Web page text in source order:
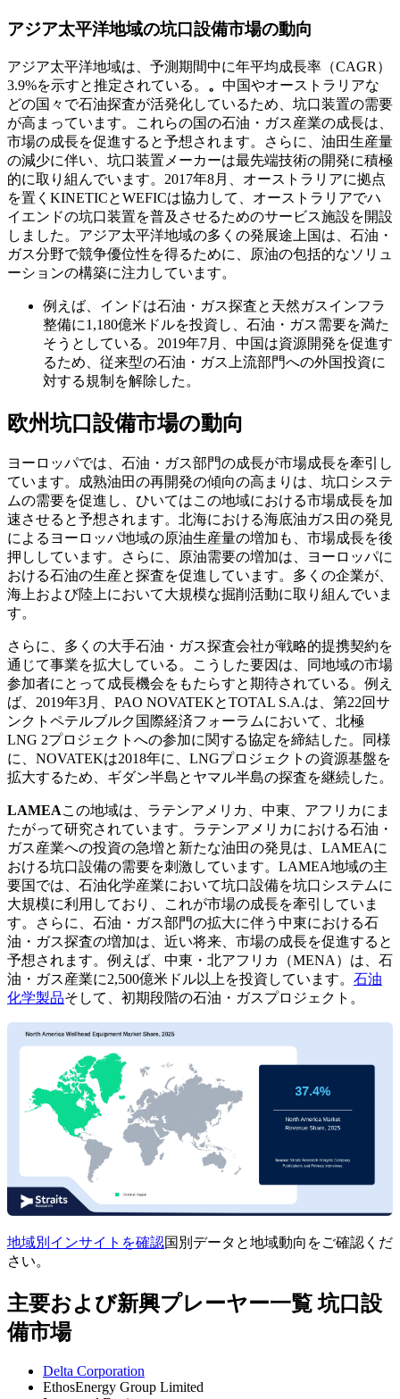
アジア太平洋地域の坑口設備市場の動向
アジア太平洋地域は、予測期間中に年平均成長率（CAGR）
3.9%を示すと推定されている。 。 中国やオーストラリアな
どの国々で石油探査が活発化しているため、坑口装置の需要
が高まっています。これらの国の石油・ガス産業の成長は、
市場の成長を促進すると予想されます。さらに、油田生産量
の減少に伴い、坑口装置メーカーは最先端技術の開発に積極
的に取り組んでいます。2017年8月、オーストラリアに拠点
を置くKINETICとWEFICは協力して、オーストラリアでハ
イエンドの坑口装置を普及させるためのサービス施設を開設
しました。アジア太平洋地域の多くの発展途上国は、石油・
ガス分野で競争優位性を得るために、原油の包括的なソリュ
ーションの構築に注力しています。
例えば、インドは石油・ガス探査と天然ガスインフラ
整備に1,180億米ドルを投資し、石油・ガス需要を満た
そうとしている。2019年7月、中国は資源開発を促進す
るため、従来型の石油・ガス上流部門への外国投資に
対する規制を解除した。
欧州坑口設備市場の動向
ヨーロッパでは、石油・ガス部門の成長が市場成長を牽引し
ています。成熟油田の再開発の傾向の高まりは、坑口システ
ムの需要を促進し、ひいてはこの地域における市場成長を加
速させると予想されます。北海における海底油ガス田の発見
によるヨーロッパ地域の原油生産量の増加も、市場成長を後
押ししています。さらに、原油需要の増加は、ヨーロッパに
おける石油の生産と探査を促進しています。多くの企業が、
海上および陸上において大規模な掘削活動に取り組んでいま
す。
さらに、多くの大手石油・ガス探査会社が戦略的提携契約を
通じて事業を拡大している。こうした要因は、同地域の市場
参加者にとって成長機会をもたらすと期待されている。例え
ば、2019年3月、PAO NOVATEKとTOTAL S.A.は、第22回サ
ンクトペテルブルク国際経済フォーラムにおいて、北極
LNG 2プロジェクトへの参加に関する協定を締結した。同様
に、NOVATEKは2018年に、LNGプロジェクトの資源基盤を
拡大するため、ギダン半島とヤマル半島の探査を継続した。
LAMEAこの地域は、ラテンアメリカ、中東、アフリカにま
たがって研究されています。ラテンアメリカにおける石油・
ガス産業への投資の急増と新たな油田の発見は、LAMEAに
おける坑口設備の需要を刺激しています。LAMEA地域の主
要国では、石油化学産業において坑口設備を坑口システムに
大規模に利用しており、これが市場の成長を牽引していま
す。さらに、石油・ガス部門の拡大に伴う中東における石
油・ガス探査の増加は、近い将来、市場の成長を促進すると
予想されます。例えば、中東・北アフリカ（MENA）は、石
油・ガス産業に2,500億米ドル以上を投資しています。 石油
化学製品そして、初期段階の石油・ガスプロジェクト。
地域別インサイトを確認国別データと地域動向をご確認くだ
さい。
主要および新興プレーヤー一覧 坑口設
備市場
Delta Corporation
EthosEnergy Group Limited